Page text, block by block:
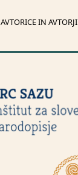
AVTORICE IN AVTORJI